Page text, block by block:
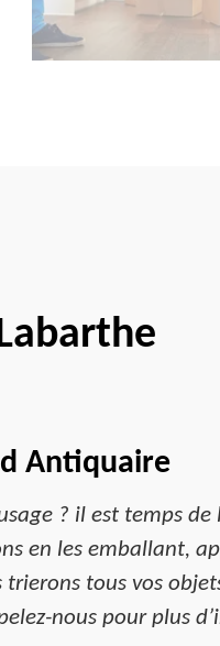
Antiquaire
? il est temps de
en les emballant,
tous vos
nous pour plus